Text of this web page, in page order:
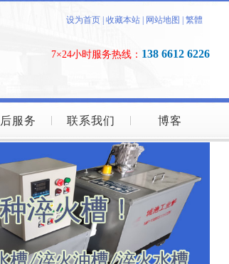
设为首页 收藏本站 网站地图 繁體
7×24小时服务热线： 138 6612 6226
服务 联系我们 博客